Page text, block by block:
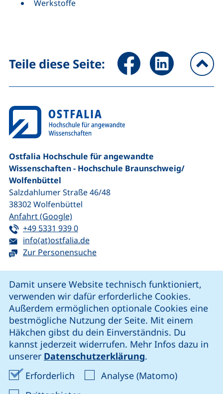
Damit unsere Website technisch funktioniert,
verwenden wir dafür erforderliche Cookies.
Außerdem ermöglichen optionale Cookies eine
bestmögliche Nutzung der Seite. Mit einem
Häkchen gibst du dein Einverständnis. Du
kannst jederzeit widerrufen. Mehr Infos dazu in
unserer Datenschutzerklärung.
Erforderlich Erforderliche Cookies akzeptieren
Analyse (Matomo)Analyse-
Werkstoffe
Teile diese Seite: Seite über Facebook teilen
Seite über
Ostfalia Hochschule für angewandte
Wissenschaften - Hochschule Braunschweig/​
Wolfenbüttel
Salzdahlumer Straße 46/48
38302Wolfenbüttel
Anfahrt (Google)(externer Link, öffnet neues Fenster)
Tel:
+49 5331 939 0(startet einen Telefonanruf, wenn Ihr
E-Mail:
info(at)ostfalia.de(öffnet Ihr E-Mail-Programm)
Zur Personensuche
unsere Facebook-Seite (externer Link, öffnet neues
unsere LinkedIn-Seite (externer Link, öffnet
unsere Instagram-Seite (externer Link,
unsere YouTube-Seite (externer
Cookie-Einstellungen
Impressum
Datenschutz